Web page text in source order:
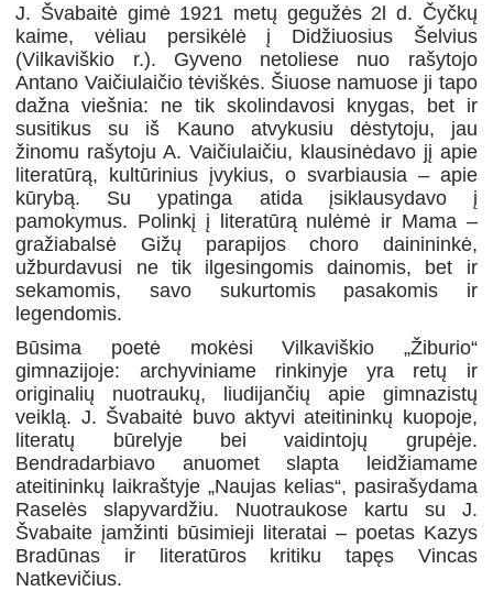
J. Švabaitė gimė 1921 metų gegužės 2l d. Čyčkų
kaime, vėliau persikėlė į Didžiuosius Šelvius
(Vilkaviškio r.). Gyveno netoliese nuo rašytojo
Antano Vaičiulaičio tėviškės. Šiuose namuose ji tapo
dažna viešnia: ne tik skolindavosi knygas, bet ir
susitikus su iš Kauno atvykusiu dėstytoju, jau
žinomu rašytoju A. Vaičiulaičiu, klausinėdavo jį apie
literatūrą, kultūrinius įvykius, o svarbiausia – apie
kūrybą. Su ypatinga atida įsiklausydavo į
pamokymus. Polinkį į literatūrą nulėmė ir Mama –
gražiabalsė Gižų parapijos choro dainininkė,
užburdavusi ne tik ilgesingomis dainomis, bet ir
sekamomis, savo sukurtomis pasakomis ir
legendomis.
Būsima poetė mokėsi Vilkaviškio „Žiburio“
gimnazijoje: archyviniame rinkinyje yra retų ir
originalių nuotraukų, liudijančių apie gimnazistų
veiklą. J. Švabaitė buvo aktyvi ateitininkų kuopoje,
literatų būrelyje bei vaidintojų grupėje.
Bendradarbiavo anuomet slapta leidžiamame
ateitininkų laikraštyje „Naujas kelias“, pasirašydama
Raselės slapyvardžiu. Nuotraukose kartu su J.
Švabaite įamžinti būsimieji literatai – poetas Kazys
Bradūnas ir literatūros kritiku tapęs Vincas
Natkevičius.